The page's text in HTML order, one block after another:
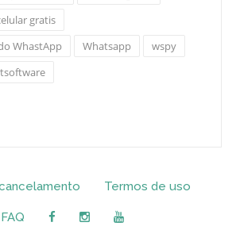
gratis
WhastApp
Whatsapp
wspy
Termos de uso
FAQ